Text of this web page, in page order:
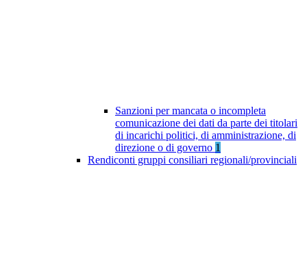
Sanzioni per mancata o incompleta
comunicazione dei dati da parte dei titolari
di incarichi politici, di amministrazione, di
direzione o di governo 1
Rendiconti gruppi consiliari regionali/provinciali